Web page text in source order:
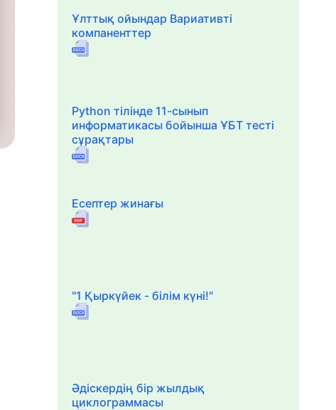
Ұлттық ойындар Вариативті
компаненттер
Python тілінде 11-сынып
информатикасы бойынша ҰБТ тесті
сұрақтары
Есептер жинағы
"1 Қыркүйек - білім күні!"
Әдіскердің бір жылдық
циклограммасы